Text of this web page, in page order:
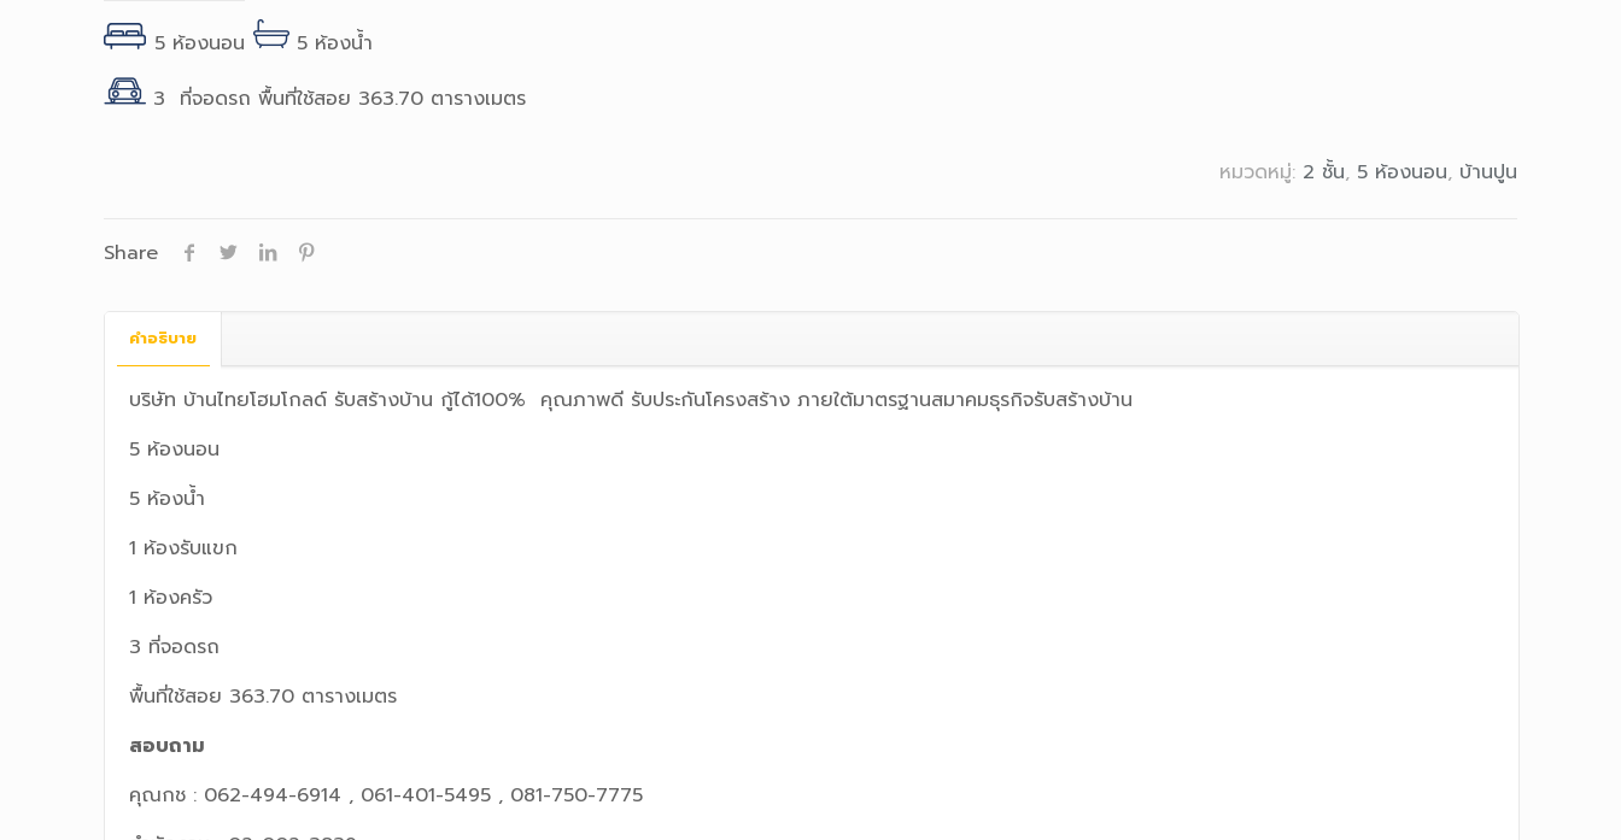
5 ห้องนอน
5 ห้องน้ำ
3 ที่จอดรถ พื้นที่ใช้สอย 363.70 ตารางเมตร
หมวดหมู่: 2 ชั้น, 5 ห้องนอน, บ้านปูน
Share
คำอธิบาย
บริษัท บ้านไทยโฮมโกลด์ รับสร้างบ้าน กู้ได้100% คุณภาพดี รับประกันโครงสร้าง ภายใต้มาตรฐานสมาคมธุรกิจรับสร้างบ้าน
5 ห้องนอน
5 ห้องน้ำ
1 ห้องรับแขก
1 ห้องครัว
3 ที่จอดรถ
พื้นที่ใช้สอย 363.70 ตารางเมตร
สอบถาม
คุณกช : 062-494-6914 , 061-401-5495 , 081-750-7775